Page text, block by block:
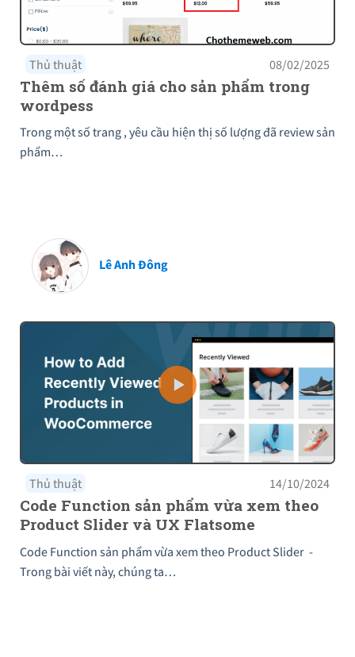
Thủ thuật 08/02/2025
Thêm số đánh giá cho sản phẩm trong
wordpess
Trong một số trang , yêu cầu hiện thị số lượng đã review sản
phẩm…
Lê Anh Đông
Thủ thuật 14/10/2024
Code Function sản phẩm vừa xem theo
Product Slider và UX Flatsome
Code Function sản phẩm vừa xem theo Product Slider -
Trong bài viết này, chúng ta…